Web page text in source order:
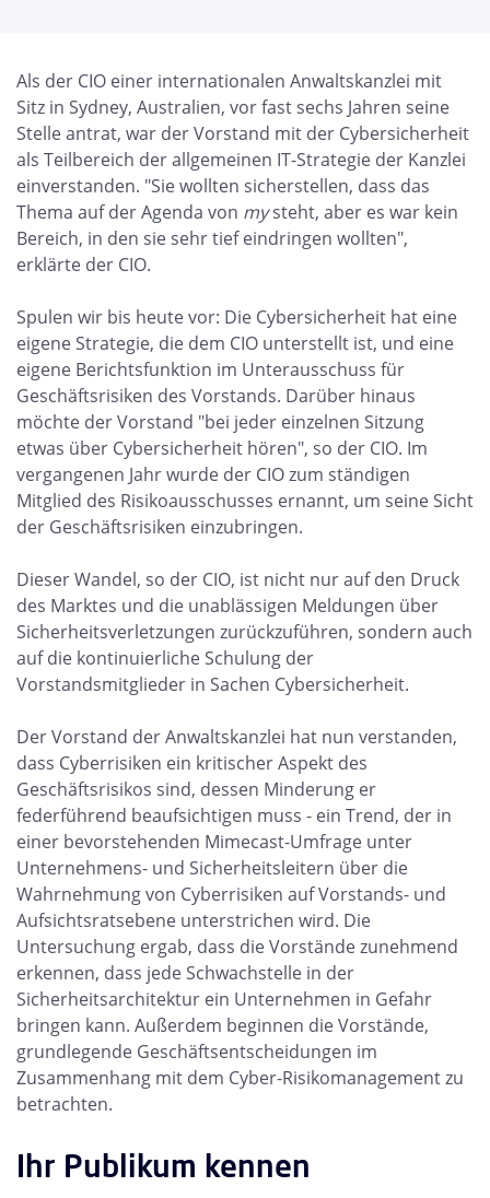
Als der CIO einer internationalen Anwaltskanzlei mit
Sitz in Sydney, Australien, vor fast sechs Jahren seine
Stelle antrat, war der Vorstand mit der Cybersicherheit
als Teilbereich der allgemeinen IT-Strategie der Kanzlei
einverstanden. "Sie wollten sicherstellen, dass das
Thema auf der Agenda von mysteht, aber es war kein
Bereich, in den sie sehr tief eindringen wollten",
erklärte der CIO.
Spulen wir bis heute vor: Die Cybersicherheit hat eine
eigene Strategie, die dem CIO unterstellt ist, und eine
eigene Berichtsfunktion im Unterausschuss für
Geschäftsrisiken des Vorstands. Darüber hinaus
möchte der Vorstand "bei jeder einzelnen Sitzung
etwas über Cybersicherheit hören", so der CIO. Im
vergangenen Jahr wurde der CIO zum ständigen
Mitglied des Risikoausschusses ernannt, um seine Sicht
der Geschäftsrisiken einzubringen.
Dieser Wandel, so der CIO, ist nicht nur auf den Druck
des Marktes und die unablässigen Meldungen über
Sicherheitsverletzungen zurückzuführen, sondern auch
auf die kontinuierliche Schulung der
Vorstandsmitglieder in Sachen Cybersicherheit.
Der Vorstand der Anwaltskanzlei hat nun verstanden,
dass Cyberrisiken ein kritischer Aspekt des
Geschäftsrisikos sind, dessen Minderung er
federführend beaufsichtigen muss - ein Trend, der in
einer bevorstehenden Mimecast-Umfrage unter
Unternehmens- und Sicherheitsleitern über die
Wahrnehmung von Cyberrisiken auf Vorstands- und
Aufsichtsratsebene unterstrichen wird. Die
Untersuchung ergab, dass die Vorstände zunehmend
erkennen, dass jede Schwachstelle in der
Sicherheitsarchitektur ein Unternehmen in Gefahr
bringen kann. Außerdem beginnen die Vorstände,
grundlegende Geschäftsentscheidungen im
Zusammenhang mit dem Cyber-Risikomanagement zu
betrachten.
Ihr Publikum kennen